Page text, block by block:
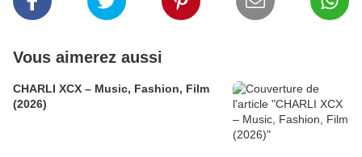
Vous aimerez aussi
CHARLI XCX – Music, Fashion, Film
(2026)